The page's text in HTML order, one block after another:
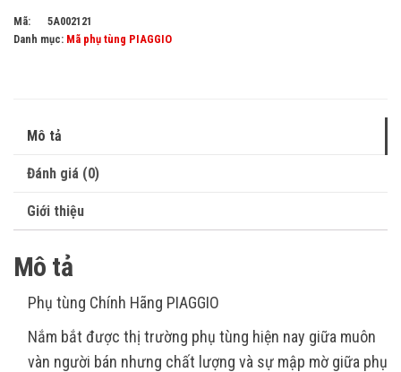
Mã:
5A002121
Danh mục: Mã phụ tùng PIAGGIO
Mô tả
Đánh giá (0)
Giới thiệu
Mô tả
Phụ tùng Chính Hãng PIAGGIO
Nắm bắt được thị trường phụ tùng hiện nay giữa muôn
vàn người bán nhưng chất lượng và sự mập mờ giữa phụ